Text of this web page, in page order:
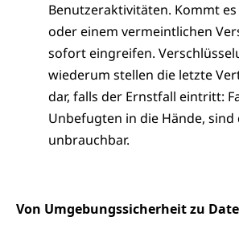
Benutzeraktivitäten. Kommt
oder einem vermeintlichen
sofort eingreifen.
wiederum stellen die letzte
dar, falls der Ernstfall eintritt:
Unbefugten in die Hände, sind
unbrauchbar.
Von Umgebungssicherheit zu